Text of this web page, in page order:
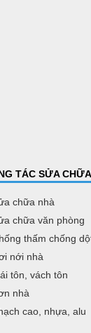
TÁC SỬA CHỮA
chữa nhà
chữa văn phòng
thấm chống
nới nhà
tôn, vách tôn
nhà
cao, nhựa, alu